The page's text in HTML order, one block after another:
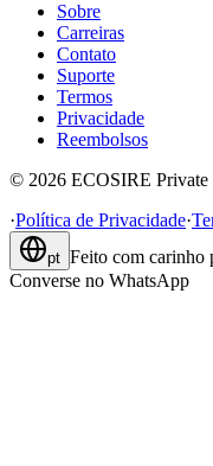
Sobre
Carreiras
Contato
Suporte
Termos
Privacidade
Reembolsos
© 2026 ECOSIRE Private
·Política de Privacidade·
pt Feito com carinho
Converse no WhatsApp